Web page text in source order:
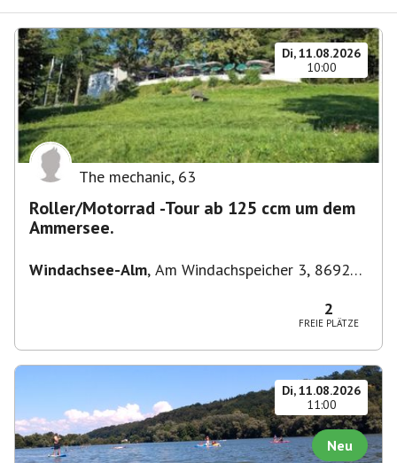
Di, 11.08.2026
10:00
The mechanic, 63
Roller/Motorrad -Tour ab 125 ccm um dem
Ammersee.
Windachsee-Alm, Am Windachspeicher 3, 86923
2
FREIE PLÄTZE
Di, 11.08.2026
11:00
Neu